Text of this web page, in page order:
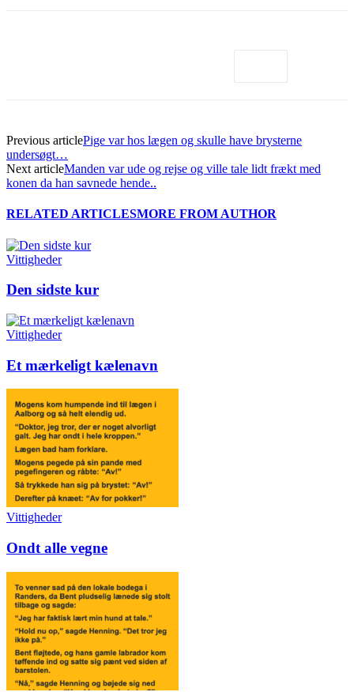
Previous articlePige var hos lægen og skulle have brysterne
undersøgt…
Next articleManden var ude og rejse og ville tale lidt frækt med
konen da han savnede hende..
RELATED ARTICLESMORE FROM AUTHOR
Vittigheder
Den sidste kur
Vittigheder
Et mærkeligt kælenavn
Vittigheder
Ondt alle vegne